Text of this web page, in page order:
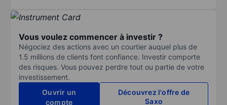
Vous voulez commencer à investir ?
Négociez des actions avec un courtier auquel plus de
1.5 millions de clients font confiance. Investir comporte
des risques. Vous pouvez perdre tout ou partie de votre
investissement.
Ouvrir un
compte
Découvrez l'offre de
Saxo